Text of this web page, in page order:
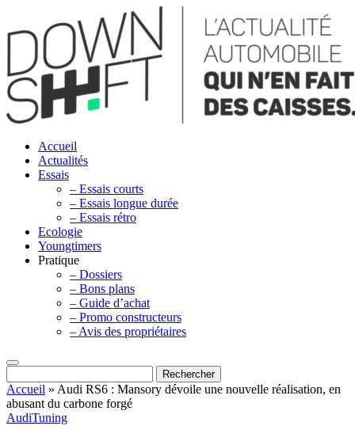
Accueil
Actualités
Essais
– Essais courts
– Essais longue durée
– Essais rétro
Ecologie
Youngtimers
Pratique
– Dossiers
– Bons plans
– Guide d’achat
– Promo constructeurs
– Avis des propriétaires
Accueil » Audi RS6 : Mansory dévoile une nouvelle réalisation, en
abusant du carbone forgé
AudiTuning